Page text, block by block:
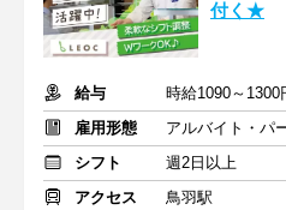
付く★
給与
時給1090～1300
雇用形態
アルバイト・パ
シフト
週2日以上
アクセス
鳥羽駅